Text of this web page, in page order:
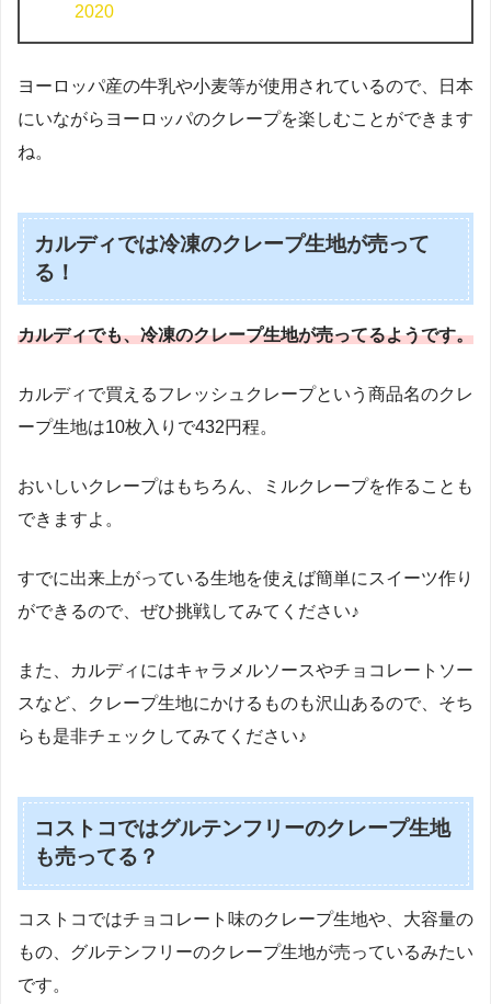
2020
ヨーロッパ産の牛乳や小麦等が使用されているので、日本
にいながらヨーロッパのクレープを楽しむことができます
ね。
カルディでは冷凍のクレープ生地が売って
る！
カルディでも、冷凍のクレープ生地が売ってるようです。
カルディで買えるフレッシュクレープという商品名のクレ
ープ生地は10枚入りで432円程。
おいしいクレープはもちろん、ミルクレープを作ることも
できますよ。
すでに出来上がっている生地を使えば簡単にスイーツ作り
ができるので、ぜひ挑戦してみてください♪
また、カルディにはキャラメルソースやチョコレートソー
スなど、クレープ生地にかけるものも沢山あるので、そち
らも是非チェックしてみてください♪
コストコではグルテンフリーのクレープ生地
も売ってる？
コストコではチョコレート味のクレープ生地や、大容量の
もの、グルテンフリーのクレープ生地が売っているみたい
です。